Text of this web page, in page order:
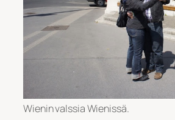
Wienin valssia Wienissä.